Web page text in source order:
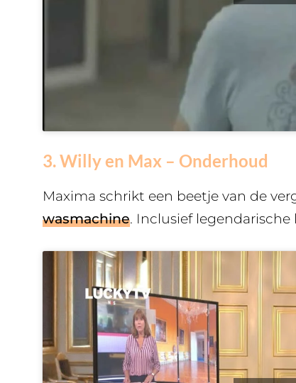
3. Willy en Max – Onderhoud
Maxima schrikt een beetje van de
wasmachine. Inclusief